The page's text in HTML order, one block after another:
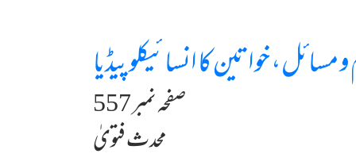
مسائل، خواتین کا انسائیکلوپیڈیا
صفحہ نمبر 557
محدث فتویٰ